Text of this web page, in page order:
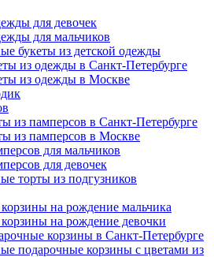
для девочек
для мальчиков
букеты из детской одежды
из одежды в Санкт-Петербурге
из одежды в Москве
из памперсов в Санкт-Петербурге
из памперсов в Москве
для мальчиков
для девочек
торты из подгузников
на рождение мальчика
на рождение девочки
корзины в Санкт-Петербурге
подарочные корзины с цветами из